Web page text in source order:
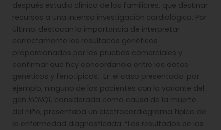
después estudio clínico de los familiares, que destinar
recursos a una intensa investigación cardiológica. Por
último, destacan la importancia de interpretar
correctamente los resultados genéticos
proporcionados por las pruebas comerciales y
confirmar que hay concordancia entre los datos
genéticos y fenotípicos. En el caso presentado, por
ejemplo, ninguno de los pacientes con la variante del
gen KCNQ1, considerada como causa de la muerte
del niño, presentaba un electrocardiograma típico de
la enfermedad diagnosticada. “Los resultados de las